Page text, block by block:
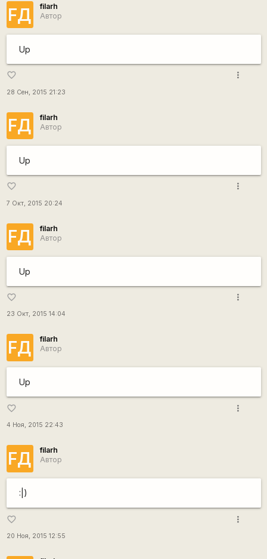
FД
filarh
Автор
Up
favorite_border
28 Сен, 2015 21:23
more_vert
FД
filarh
Автор
Up
favorite_border
7 Окт, 2015 20:24
more_vert
FД
filarh
Автор
Up
favorite_border
23 Окт, 2015 14:04
more_vert
FД
filarh
Автор
Up
favorite_border
4 Ноя, 2015 22:43
more_vert
FД
filarh
Автор
:|)
favorite_border
20 Ноя, 2015 12:55
more_vert